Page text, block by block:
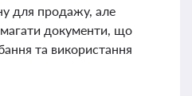
для продажу, але
документи, що
та використання